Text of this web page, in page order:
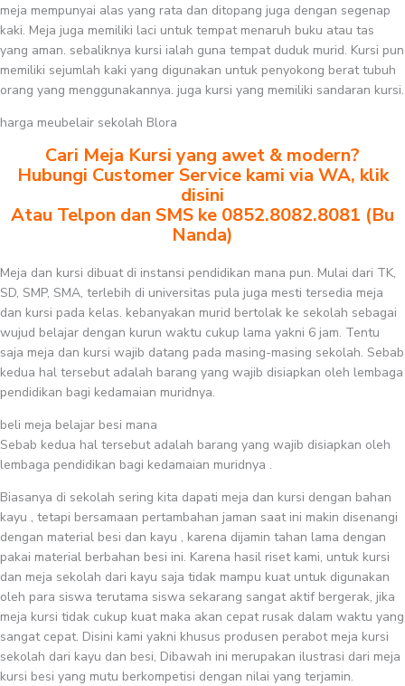
meja mempunyai alas yang rata dan ditopang juga dengan segenap
kaki. Meja juga memiliki laci untuk tempat menaruh buku atau tas
yang aman. sebaliknya kursi ialah guna tempat duduk murid. Kursi pun
memiliki sejumlah kaki yang digunakan untuk penyokong berat tubuh
orang yang menggunakannya. juga kursi yang memiliki sandaran kursi.
harga meubelair sekolah Blora
Cari Meja Kursi yang awet & modern?
Hubungi Customer Service kami via WA, klik
disini
Atau Telpon dan SMS ke 0852.8082.8081 (Bu
Nanda)
Meja dan kursi dibuat di instansi pendidikan mana pun. Mulai dari TK,
SD, SMP, SMA, terlebih di universitas pula juga mesti tersedia meja
dan kursi pada kelas. kebanyakan murid bertolak ke sekolah sebagai
wujud belajar dengan kurun waktu cukup lama yakni 6 jam. Tentu
saja meja dan kursi wajib datang pada masing-masing sekolah. Sebab
kedua hal tersebut adalah barang yang wajib disiapkan oleh lembaga
pendidikan bagi kedamaian muridnya.
beli meja belajar besi mana
Sebab kedua hal tersebut adalah barang yang wajib disiapkan oleh
lembaga pendidikan bagi kedamaian muridnya .
Biasanya di sekolah sering kita dapati meja dan kursi dengan bahan
kayu , tetapi bersamaan pertambahan jaman saat ini makin disenangi
dengan material besi dan kayu , karena dijamin tahan lama dengan
pakai material berbahan besi ini. Karena hasil riset kami, untuk kursi
dan meja sekolah dari kayu saja tidak mampu kuat untuk digunakan
oleh para siswa terutama siswa sekarang sangat aktif bergerak, jika
meja kursi tidak cukup kuat maka akan cepat rusak dalam waktu yang
sangat cepat. Disini kami yakni khusus produsen perabot meja kursi
sekolah dari kayu dan besi, Dibawah ini merupakan ilustrasi dari meja
kursi besi yang mutu berkompetisi dengan nilai yang terjamin.